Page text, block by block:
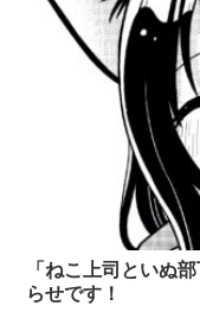
「ねこ上司といぬ
らせです！